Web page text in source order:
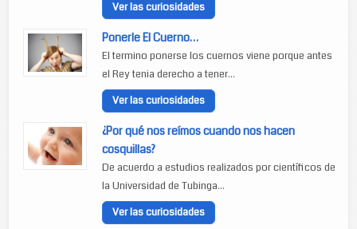
Ver las curiosidades
Ponerle El Cuerno…
El termino ponerse los cuernos viene porque antes
el Rey tenia derecho a tener...
Ver las curiosidades
¿Por qué nos reímos cuando nos hacen
cosquillas?
De acuerdo a estudios realizados por científicos de
la Universidad de Tubinga...
Ver las curiosidades